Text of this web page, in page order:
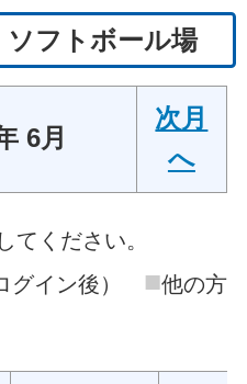
フトボール場
6月
次月
へ
てください。
グイン後） ■他の方